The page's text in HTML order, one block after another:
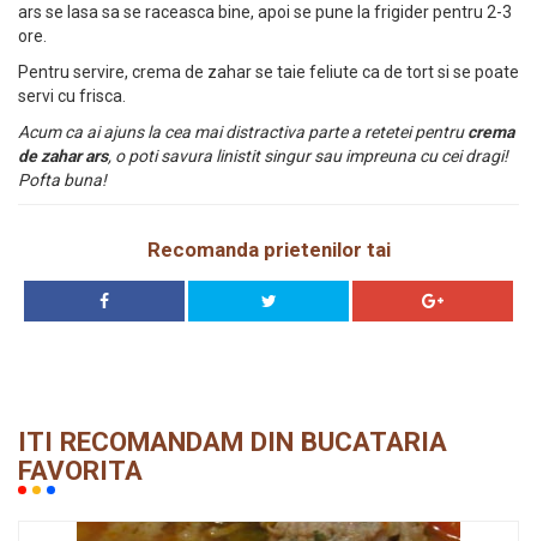
ars se lasa sa se raceasca bine, apoi se pune la frigider pentru 2-3
ore.
Pentru servire, crema de zahar se taie feliute ca de tort si se poate
servi cu frisca.
Acum ca ai ajuns la cea mai distractiva parte a retetei pentrucrema
de zahar ars, o poti savura linistit singur sau impreuna cu cei dragi!
Pofta buna!
Recomanda prietenilor tai
ITI RECOMANDAM DIN BUCATARIA
FAVORITA